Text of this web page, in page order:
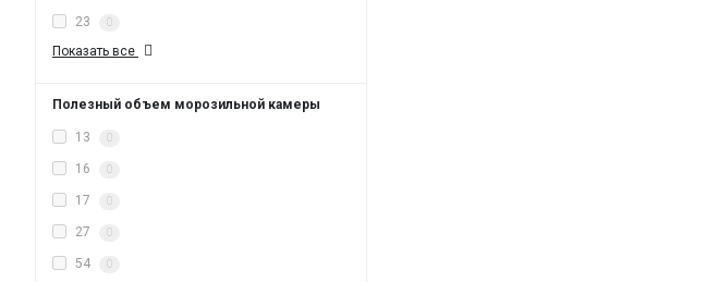
23 0
Показать все
Полезный объем морозильной камеры
13 0
16 0
17 0
27 0
54 0